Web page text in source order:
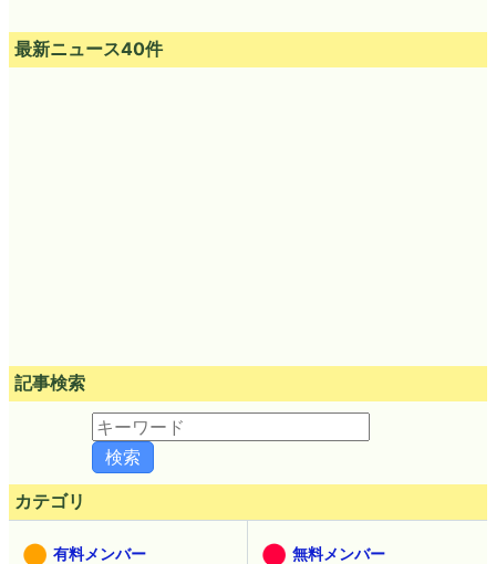
最新ニュース40件
記事検索
カテゴリ
有料メンバー 無料メンバー